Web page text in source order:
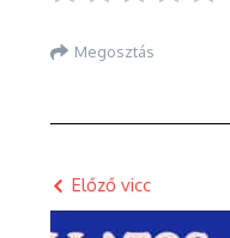
Megosztás
Előző vicc